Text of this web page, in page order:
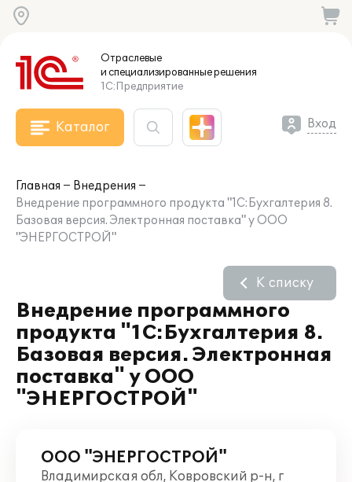
Отраслевые
и специализированныерешения
1С:Предприятие
Каталог Вход
Главная
Внедрения
Внедрение программного продукта "1С:Бухгалтерия 8.
Базовая версия. Электронная поставка" у ООО
"ЭНЕРГОСТРОЙ"
Внедрение программного
продукта "1С:Бухгалтерия 8.
Базовая версия. Электронная
поставка" у ООО
"ЭНЕРГОСТРОЙ"
К списку
ООО "ЭНЕРГОСТРОЙ"
Владимирская обл, Ковровский р-н, г